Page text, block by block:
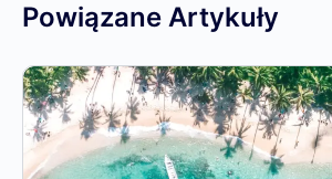
Powiązane Artykuły